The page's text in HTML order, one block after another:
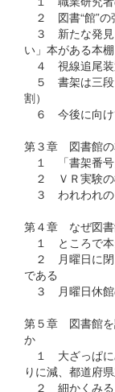
２ 図書“館”の
３ 新たな発見
い」本がある本棚
４ 視線追尾装
５ 書架は三段
割）
６ 今後に向け
第３章 図書館の
１ 「書架番号
２ ＶＲ実験の
３ われわれの
第４章 なぜ図書
１ ところで本
２ 月曜日に閉
である
３ 月曜日休館
第５章 図書館を
か
１ 大ざっぱに
りに減、都道府
２ 細かくみる